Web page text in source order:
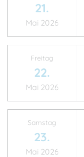
21.
Mai 2026
Freitag
22.
Mai 2026
Samstag
23.
Mai 2026